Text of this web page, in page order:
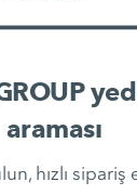
araması
hızlı sipariş